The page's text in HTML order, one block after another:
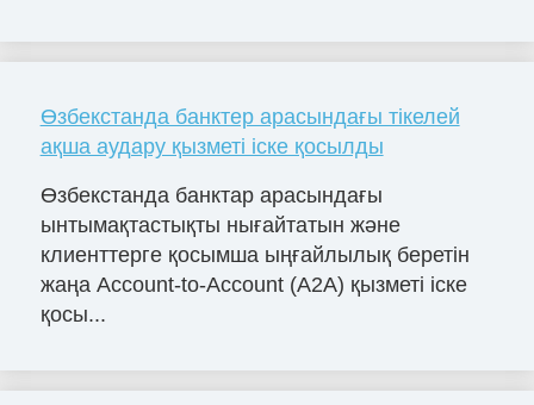
Өзбекстанда банктер арасындағы тікелей
ақша аудару қызметі іске қосылды
Өзбекстанда банктар арасындағы
ынтымақтастықты нығайтатын және
клиенттерге қосымша ыңғайлылық беретін
жаңа Account-to-Account (A2A) қызметі іске
қосы...